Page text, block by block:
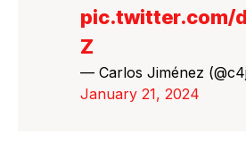
pic.twitter.com/
Z
— Carlos Jiménez
January 21, 2024